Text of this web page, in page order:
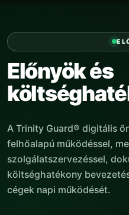
Előnyök és
A Trinity Guard® digitális
felhőalapú működéssel,
szolgálatszervezéssel,
költséghatékony
cégek napi működését.